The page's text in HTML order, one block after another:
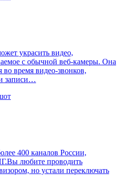
украсить видео,
с обычной веб-камеры. Она
во время видео-звонков,
записи…
400 каналов России,
любите проводить
но устали переключать